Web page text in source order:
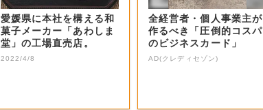
愛媛県に本社を構える和
菓子メーカー「あわしま
堂」の工場直売店。
2022/4/8
全経営者・個人事業主が
作るべき「圧倒的コスパ
のビジネスカード」
AD(クレディセゾン)